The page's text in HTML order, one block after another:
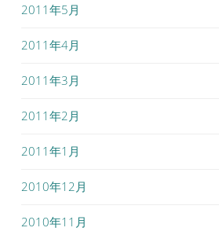
2011年5月
2011年4月
2011年3月
2011年2月
2011年1月
2010年12月
2010年11月